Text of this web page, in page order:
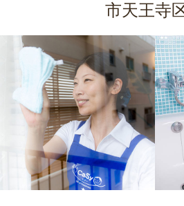
市天王寺区